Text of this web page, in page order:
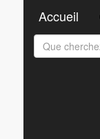
Accueil